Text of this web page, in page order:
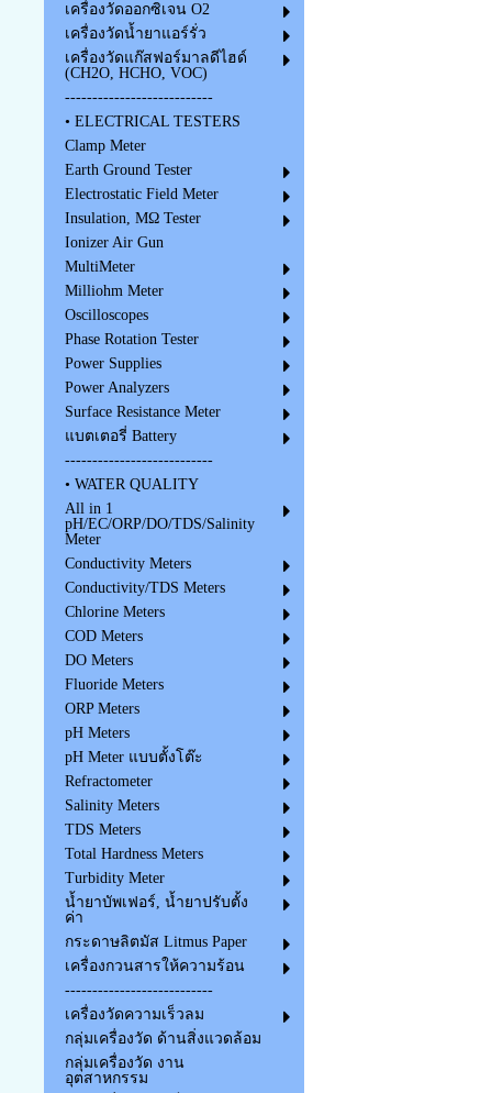
เครื่องวัดออกซิเจน O2
เครื่องวัดน้ำยาแอร์รั่ว
เครื่องวัดแก๊สฟอร์มาลดีไฮด์
(CH2O, HCHO, VOC)
---------------------------
• ELECTRICAL TESTERS
Clamp Meter
Earth Ground Tester
Electrostatic Field Meter
Insulation, MΩ Tester
Ionizer Air Gun
MultiMeter
Milliohm Meter
Oscilloscopes
Phase Rotation Tester
Power Supplies
Power Analyzers
Surface Resistance Meter
แบตเตอรี่ Battery
---------------------------
• WATER QUALITY
All in 1
pH/EC/ORP/DO/TDS/Salinity
Meter
Conductivity Meters
Conductivity/TDS Meters
Chlorine Meters
COD Meters
DO Meters
Fluoride Meters
ORP Meters
pH Meters
pH Meter แบบตั้งโต๊ะ
Refractometer
Salinity Meters
TDS Meters
Total Hardness Meters
Turbidity Meter
น้ำยาบัพเฟอร์, น้ำยาปรับตั้ง
ค่า
กระดาษลิตมัส Litmus Paper
เครื่องกวนสารให้ความร้อน
---------------------------
เครื่องวัดความเร็วลม
กลุ่มเครื่องวัด ด้านสิ่งแวดล้อม
กลุ่มเครื่องวัด งาน
อุตสาหกรรม